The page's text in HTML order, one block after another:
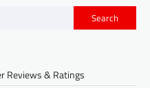
Search
Reviews & Ratings